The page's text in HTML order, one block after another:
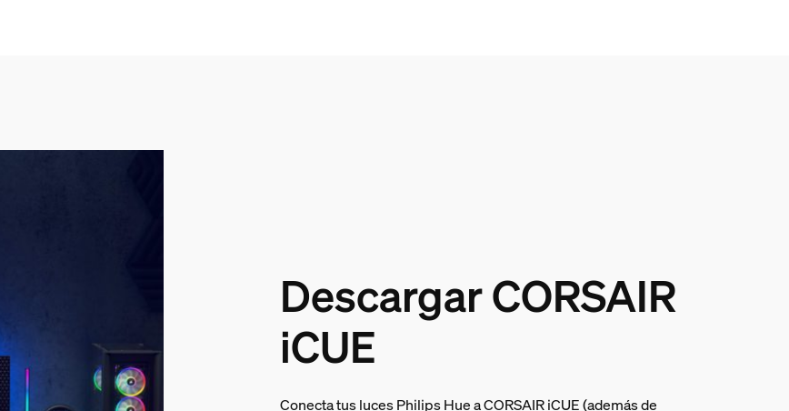
Descargar CORSAIR
iCUE
Conecta tus luces Philips Hue a CORSAIR iCUE (además de